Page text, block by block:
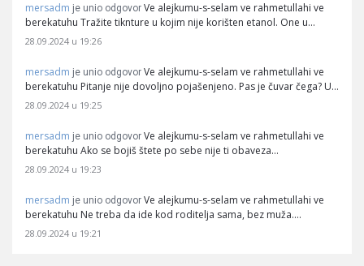
mersadm je unio odgovor Ve alejkumu-s-selam ve rahmetullahi ve
berekatuhu Tražite tiknture u kojim nije korišten etanol. One u…
28.09.2024 u 19:26
mersadm je unio odgovor Ve alejkumu-s-selam ve rahmetullahi ve
berekatuhu Pitanje nije dovoljno pojašenjeno. Pas je čuvar čega? U…
28.09.2024 u 19:25
mersadm je unio odgovor Ve alejkumu-s-selam ve rahmetullahi ve
berekatuhu Ako se bojiš štete po sebe nije ti obaveza…
28.09.2024 u 19:23
mersadm je unio odgovor Ve alejkumu-s-selam ve rahmetullahi ve
berekatuhu Ne treba da ide kod roditelja sama, bez muža.…
28.09.2024 u 19:21